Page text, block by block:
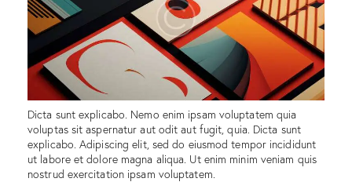
Dicta sunt explicabo. Nemo enim ipsam voluptatem quia
voluptas sit aspernatur aut odit aut fugit, quia. Dicta sunt
explicabo. Adipiscing elit, sed do eiusmod tempor incididunt
ut labore et dolore magna aliqua. Ut enim minim veniam quis
nostrud exercitation ipsam voluptatem.